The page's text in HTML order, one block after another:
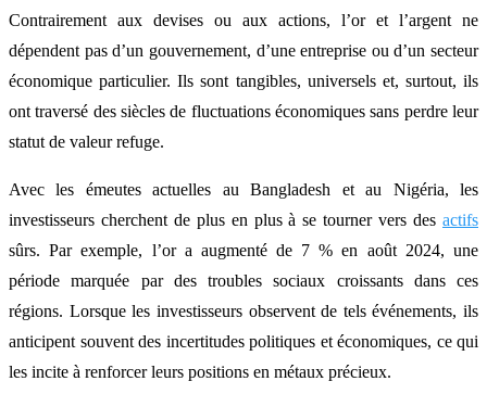
Contrairement aux devises ou aux actions, l’or et l’argent ne
dépendent pas d’un gouvernement, d’une entreprise ou d’un secteur
économique particulier. Ils sont tangibles, universels et, surtout, ils
ont traversé des siècles de fluctuations économiques sans perdre leur
statut de valeur refuge.
Avec les émeutes actuelles au Bangladesh et au Nigéria, les
investisseurs cherchent de plus en plus à se tourner vers des actifs
sûrs. Par exemple, l’or a augmenté de 7 % en août 2024, une
période marquée par des troubles sociaux croissants dans ces
régions. Lorsque les investisseurs observent de tels événements, ils
anticipent souvent des incertitudes politiques et économiques, ce qui
les incite à renforcer leurs positions en métaux précieux.